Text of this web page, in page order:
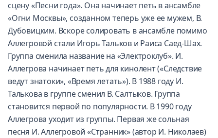
сцену «Песни года». Она начинает петь в ансамбле
«Огни Москвы», созданном теперь уже ее мужем, В.
Дубовицким. Вскоре солировать в ансамбле помимо
Аллегровой стали Игорь Тальков и Раиса Саед-Шах.
Группа сменила название на «Электроклуб». И.
Аллегрова начинает петь для кинолент («Следствие
ведут знатоки», «Время летать»). В 1988 году И.
Талькова в группе сменил В. Салтыков. Группа
становится первой по популярности. В 1990 году
Аллегрова уходит из группы. Первая же сольная
песня И. Аллегровой «Странник» (автор И. Николаев)